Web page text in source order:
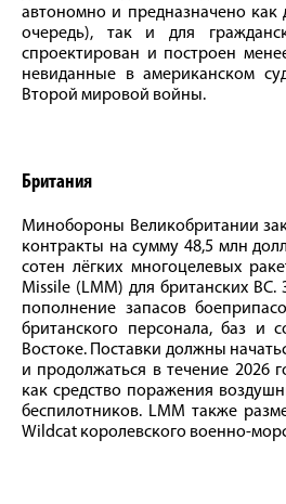
автономно и предназначено
очередь), так и для
спроектирован и построен
невиданные в американском
Второй мировой войны.
Британия
Минобороны Великобритании
контракты на сумму 48,5 млн
сотен лёгких многоцелевых
Missile (LMM) для британских ВС.
пополнение запасов
британского персонала, баз и
Востоке. Поставки должны
и продолжаться в течение 2026
как средство поражения
беспилотников. LMM также
Wildcat королевского военно-